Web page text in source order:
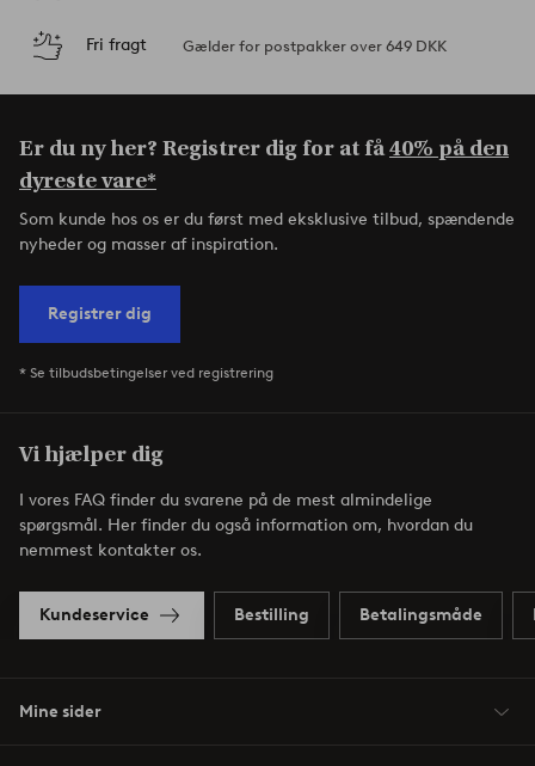
Fri fragt Gælder for postpakker over 649 DKK
Er du ny her? Registrer dig for at få40% på den
dyreste vare*
Som kunde hos os er du først med eksklusive tilbud, spændende
nyheder og masser af inspiration.
Registrer dig
* Se tilbudsbetingelser ved registrering
Vi hjælper dig
I vores FAQ finder du svarene på de mest almindelige
spørgsmål. Her finder du også information om, hvordan du
nemmest kontakter os.
Kundeservice Bestilling Betalingsmåde
Mine sider